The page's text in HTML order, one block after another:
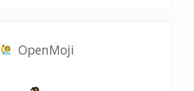
OpenMoji